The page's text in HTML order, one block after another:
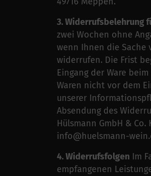
3. Widerrufsbelehrung
zwei Wochen ohne
wenn Ihnen die Sache
widerrufen. Die Frist
Eingang der Ware
Waren nicht vor dem
unserer
Absendung des
Hülsmann GmbH & Co.
info@huelsmann-
4. Widerrufsfolgen Im
empfangenen